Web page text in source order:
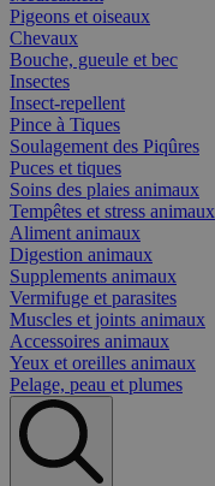
Pigeons et oiseaux
Chevaux
Bouche, gueule et bec
Insectes
Insect-repellent
Pince à Tiques
Soulagement des Piqûres
Puces et tiques
Soins des plaies animaux
Tempêtes et stress animaux
Aliment animaux
Digestion animaux
Supplements animaux
Vermifuge et parasites
Muscles et joints animaux
Accessoires animaux
Yeux et oreilles animaux
Pelage, peau et plumes